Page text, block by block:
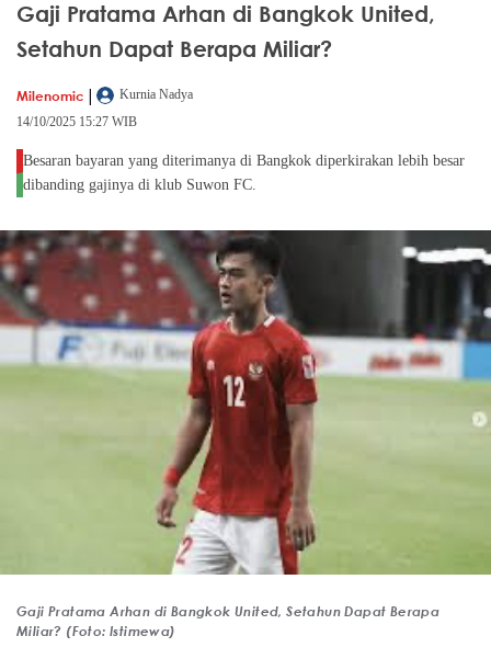
Gaji Pratama Arhan di Bangkok United,
Setahun Dapat Berapa Miliar?
Milenomic |
Kurnia Nadya
14/10/2025 15:27 WIB
Besaran bayaran yang diterimanya di Bangkok diperkirakan lebih besar
dibanding gajinya di klub Suwon FC.
Gaji Pratama Arhan di Bangkok United, Setahun Dapat Berapa
Miliar? (Foto: Istimewa)